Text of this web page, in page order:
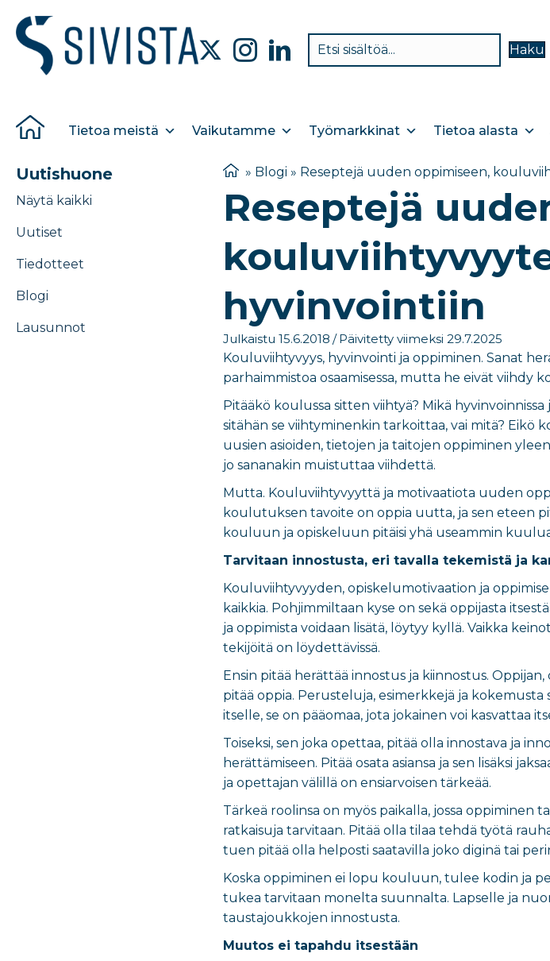
Haku
Tietoa meistä Vaikutamme Työmarkkinat Tietoa alasta
Uutishuone
Näytä kaikki
Uutiset
Tiedotteet
Blogi
Lausunnot
» Blogi » Reseptejä uuden oppimiseen,
Reseptejä
hyvinvointiin
Julkaistu 15.6.2018 / Päivitetty viimeksi 29.7.2025
Kouluviihtyvyys, hyvinvointi ja oppiminen. Sanat
parhaimmistoa osaamisessa, mutta he eivät viihdy
Pitääkö koulussa sitten viihtyä? Mikä
sitähän se viihtyminenkin tarkoittaa, vai mitä?
uusien asioiden, tietojen ja taitojen oppiminen
jo sananakin muistuttaa viihdettä.
Mutta. Kouluviihtyvyyttä ja motivaatiota uuden
koulutuksen tavoite on oppia uutta, ja sen eteen
kouluun ja opiskeluun pitäisi yhä useammin
Tarvitaan innostusta, eri tavalla tekemistä ja
Kouluviihtyvyyden, opiskelumotivaation ja
kaikkia. Pohjimmiltaan kyse on sekä oppijasta
ja oppimista voidaan lisätä, löytyy kyllä. Vaikka
tekijöitä on löydettävissä.
Ensin pitää herättää innostus ja kiinnostus.
pitää oppia. Perusteluja, esimerkkejä ja
itselle, se on pääomaa, jota jokainen voi kasvattaa
Toiseksi, sen joka opettaa, pitää olla innostava ja
herättämiseen. Pitää osata asiansa ja sen lisäksi
ja opettajan välillä on ensiarvoisen tärkeää.
Tärkeä roolinsa on myös paikalla, jossa
ratkaisuja tarvitaan. Pitää olla tilaa tehdä työtä
tuen pitää olla helposti saatavilla joko diginä tai
Koska oppiminen ei lopu kouluun, tulee kodin ja
tukea tarvitaan monelta suunnalta. Lapselle ja
taustajoukkojen innostusta.
Muutos ei tapahdu itsestään